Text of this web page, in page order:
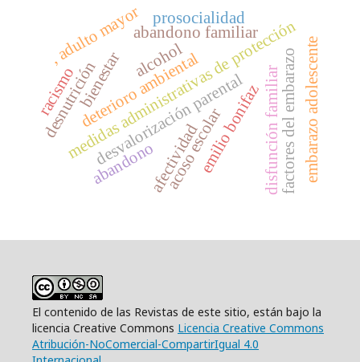
emilio bonifaz
deterioro ambiental disfunción familiar
bienestar
medidas administrativas de protección
abandono familiar
desvalorización parental
acoso escolar
abandono
, adulto mayoralcohol
desnutrición factores del embarazo
afectividad embarazo adolescente
racismo
prosocialidad
El contenido de las Revistas de este sitio, están bajo la
licencia Creative Commons Licencia Creative Commons
Atribución-NoComercial-CompartirIgual 4.0